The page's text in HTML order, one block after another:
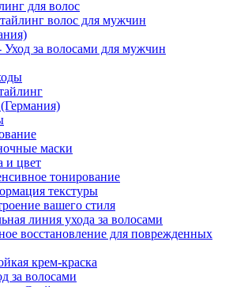
для волос
волос для мужчин
Уход за волосами для мужчин
маски
и цвет
тонирование
текстуры
вашего стиля
линия ухода за волосами
восстановление для поврежденных
крем-краска
за волосами